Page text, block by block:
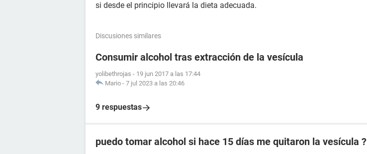
si desde el principio llevará la dieta adecuada.
Discusiones similares
Consumir alcohol tras extracción de la vesícula
yolibethrojas - 19 jun 2017 a las 17:44
Mario - 7 jul 2023 a las 20:46
9 respuestas
puedo tomar alcohol si hace 15 días me quitaron la vesícula ?